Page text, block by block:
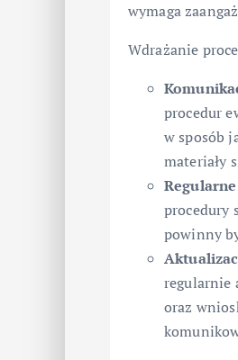
wymaga
Wdrażanie
procedur
w sposób
materiały
procedury
powinny
regularnie
oraz